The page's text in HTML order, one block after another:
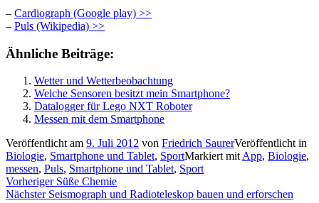
– Cardiograph (Google play) >>
– Puls (Wikipedia) >>
Ähnliche Beiträge:
Wetter und Wetterbeobachtung
Welche Sensoren besitzt mein Smartphone?
Datalogger für Lego NXT Roboter
Messen mit dem Smartphone
Veröffentlicht am 9. Juli 2012 von Friedrich SaurerVeröffentlicht in
Biologie, Smartphone und Tablet, SportMarkiert mit App, Biologie,
messen, Puls, Smartphone und Tablet, Sport
Beitragsnavigation
Vorheriger Vorheriger
Beitrag:
Süße Chemie
Nächster Nächster
Seismograph und Radioteleskop bauen und erforschen